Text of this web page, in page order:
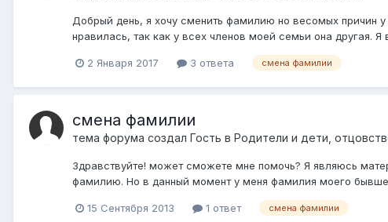
Добрый день, я хочу сменить фамилию но весомых причин
нравилась, так как у всех членов моей семьи она другая.
2 Января 2017 3 ответа смена фамилии
смена фамилии
тема форума создал Гость в Родители и дети,
Здравствуйте! может сможете мне помочь? Я являюсь
фамилию. Но в данный момент у меня фамилия моего
15 Сентября 2013 1 ответ смена фамилии